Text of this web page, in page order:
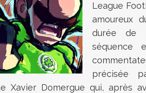
League
amoureux
durée de
séquence
précisée
Xavier Domergue qui, après